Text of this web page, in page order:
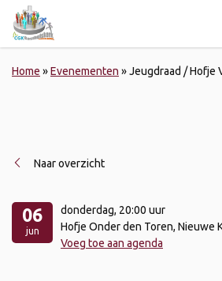
Home »Evenementen »Jeugdraad / Hofje
Naar overzicht
06
jun
donderdag, 20:00 uur
Hofje Onder den Toren, Nieuwe
Voeg toe aan agenda